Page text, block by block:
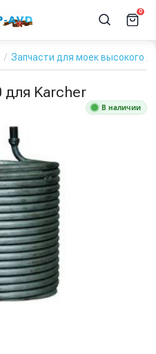
0
Запчасти для моек высокого
Karcher
В наличии